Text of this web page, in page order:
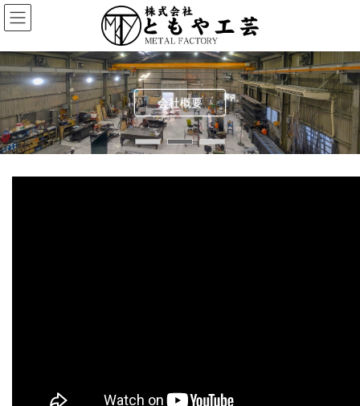
コ
ン
テ
ン
ツ
へ
ッ
プ
ナ
ビ
ゲ
ー
シ
ョ
移
動
会社概要